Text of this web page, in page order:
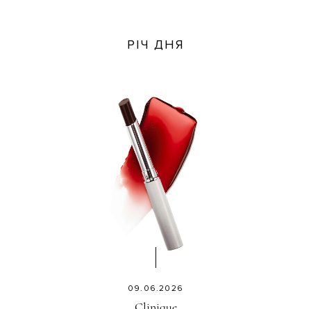
РІЧ ДНЯ
09.06.2026